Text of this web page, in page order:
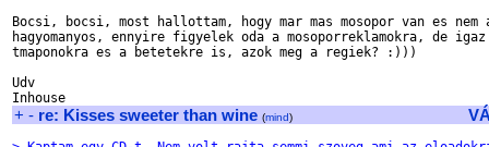
Bocsi, bocsi, most hallottam, hogy mar mas mosopor van es nem
hagyomanyos, ennyire figyelek oda a mosoporreklamokra, de
tmaponokra es a betetekre is, azok meg a regiek? :)))
Udv
+ - re: Kisses sweeter than wine (mind)